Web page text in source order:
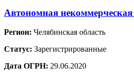
Автономная
Регион: Челябинская область
Статус: Зарегистрированные
Дата ОГРН: 29.06.2020